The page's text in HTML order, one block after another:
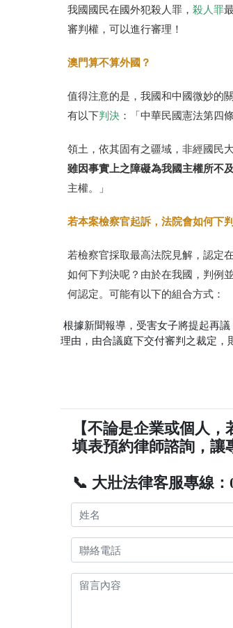
我國國民在國外犯殺人罪， 殺人罪
審判權，可以進行審理！
澳門算不算外國？
值得注意的是，我國和中國微妙的
有以下判決 ：「中華民國憲法第四
領土，依其固有之疆域，非經國民
雖因事實上之障礙為我國主權所不
主權。」
若本案檢察官起訴，法院會如何下
若檢察官採取最高法院見解，認定
如何下判決呢？由於在我國，判例
何認定。可能有以下的組合方式：
根據新聞報導，受害女子將提起再
理由，由合議庭下交付審判之裁定，
【不論是企業或個人
填表預約律師諮詢，讓
📞 大壯法律客服專線：